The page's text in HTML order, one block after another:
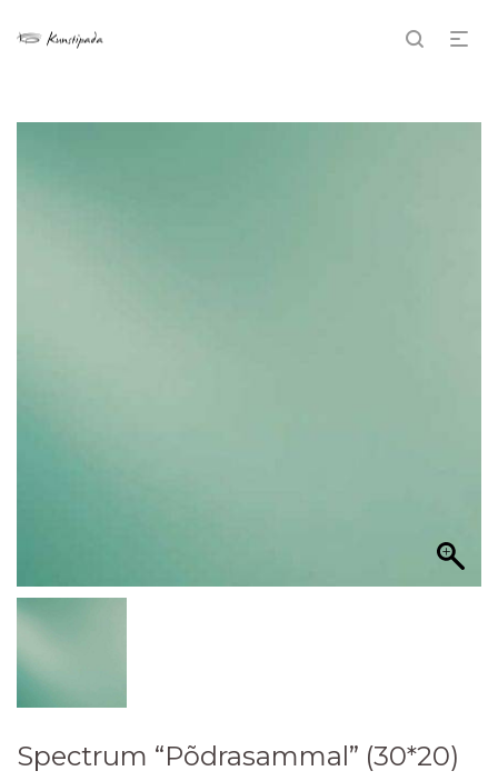
Spectrum “Põdrasammal” (30*20)